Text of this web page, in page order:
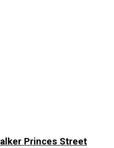
Princes Street